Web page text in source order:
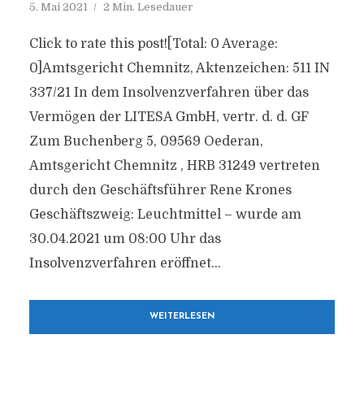
5. Mai 2021 2 Min. Lesedauer
Click to rate this post![Total: 0 Average:
0]Amtsgericht Chemnitz, Aktenzeichen: 511 IN
337/21 In dem Insolvenzverfahren über das
Vermögen der LITESA GmbH, vertr. d. d. GF
Zum Buchenberg 5, 09569 Oederan,
Amtsgericht Chemnitz , HRB 31249 vertreten
durch den Geschäftsführer Rene Krones
Geschäftszweig: Leuchtmittel – wurde am
30.04.2021 um 08:00 Uhr das
Insolvenzverfahren eröffnet...
WEITERLESEN